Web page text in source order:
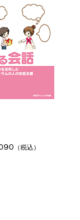
（税込）